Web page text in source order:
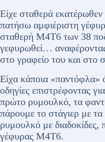
Είχε σταθερά
πατήσω αμφιέριστη
σταθερή Μ4Τ6 των 38
γεφυρωθεί…
στο γραφείο του και στο
Είχα κάποια «παντόφλα»
οδηγίες επιστρέφοντας
πρώτο ρυμουλκό, τα
πάρουμε το στάγιερ με
ρυμουλκό με
γέφυρας Μ4Τ6.